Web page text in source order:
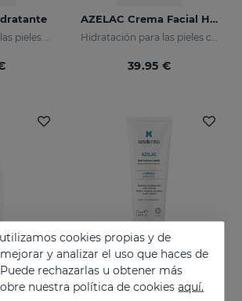
Cuidado diario de las pieles con rojeces y pieles sensibles
AZELAC Crema Facial Hidratante
Hidratación para las pieles con rojeces
39.95 €
Añadir
cookies propias y de
y analizar el uso que haces de
rechazarlas u obtener más
nuestra política de cookiesaquí.